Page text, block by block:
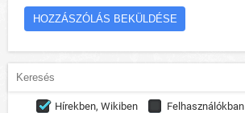
Hírekben, Wikiben Felhasználókban